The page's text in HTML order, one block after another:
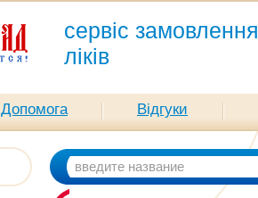
сервіс замовлення
ліків
Допомога Відгуки